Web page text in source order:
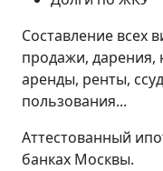
Составление всех
продажи,
аренды, ренты,
пользования...
Аттестованный
банках Москвы.